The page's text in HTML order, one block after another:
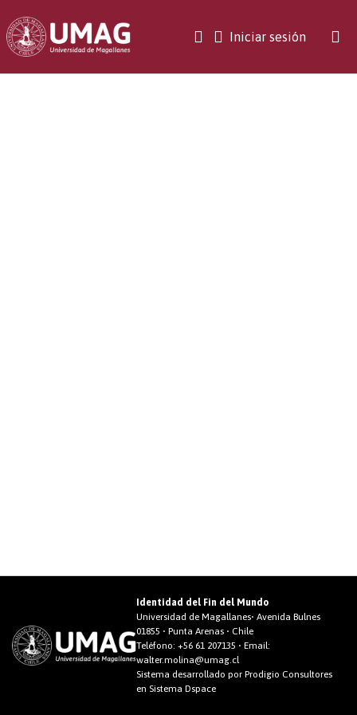
Iniciar sesión(current)
Identidad del Fin del Mundo
Universidad de Magallanes• Avenida Bulnes
01855 • Punta Arenas • Chile
Teléfono:+56 61 207135 • Email:
walter.molina@umag.cl
Sistema desarrollado por Prodigio Consultores
en Sistema Dspace